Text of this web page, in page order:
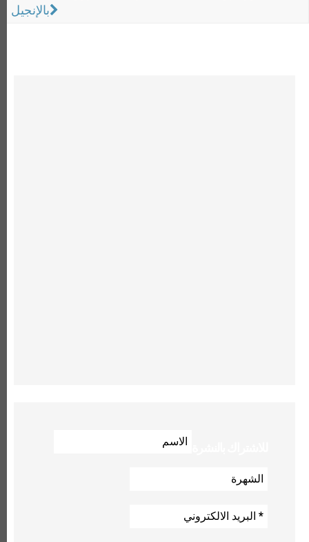
بالإنجيل